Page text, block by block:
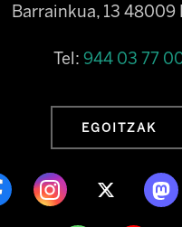
Barrainkua, 13 48009
Tel: 944 03 77
EGOITZAK